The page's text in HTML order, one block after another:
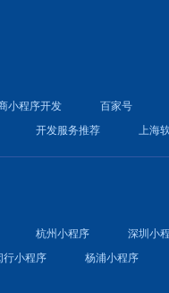
小程序开发 百家号
开发服务推荐 上海
杭州小程序 深圳小
行小程序 杨浦小程序